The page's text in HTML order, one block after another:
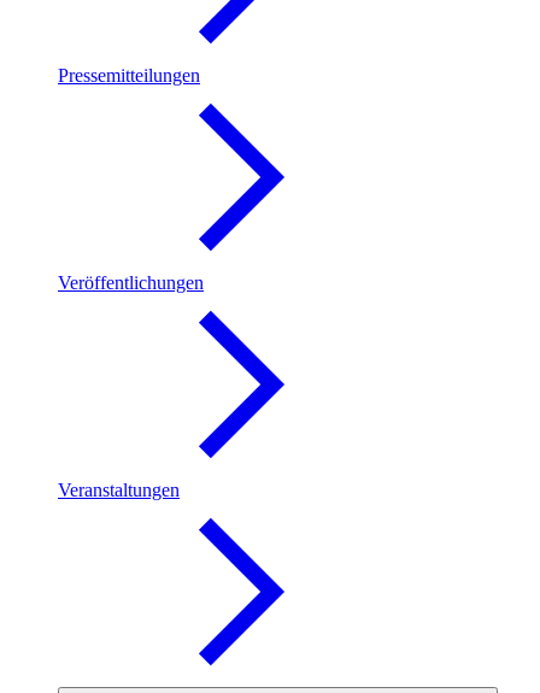
Pressemitteilungen
Veröffentlichungen
Veranstaltungen